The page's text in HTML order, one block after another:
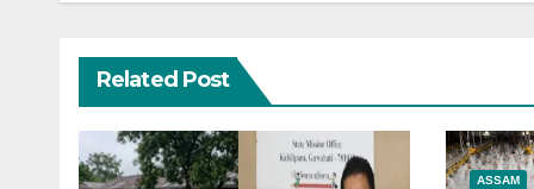
Related Post
ASSAM